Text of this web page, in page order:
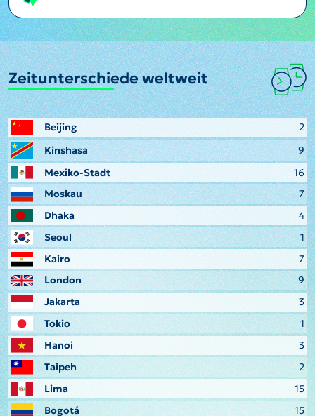
Zeitunterschiede weltweit
Beijing
2
Kinshasa
9
Mexiko-Stadt
16
Moskau
7
Dhaka
4
Seoul
1
Kairo
7
London
9
Jakarta
3
Tokio
1
Hanoi
3
Taipeh
2
Lima
15
Bogotá
15